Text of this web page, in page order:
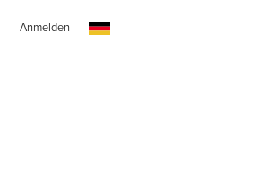
Anmelden